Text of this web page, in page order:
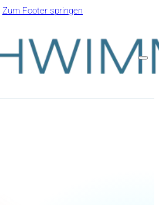
Zum Footer springen